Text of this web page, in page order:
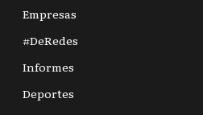
Empresas
#DeRedes
Informes
Deportes